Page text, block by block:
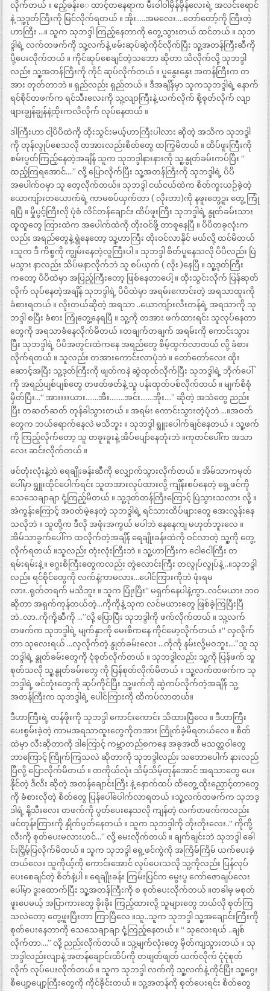
လိုက်တယ် ။ ဧည့်ခန်းေ ထာင့်တနေရာက မီးဝါဝါမှိန်မှိန်လေးရဲ့ အလင်းရောင်
နဲ့ သူ့ဒုတ်ကြီးကို မြင်လိုက်ရတယ် ။ အိုး…..အမလေး….တော်တော့်ကို ကြီးတဲ့
ဟာကြီး …။ သူက သုဘဒ္ဒါ ကြည့်နေတာကို တွေ့သွားတယ် ထင်တယ် ။ သုဘ
ဒ္ဒါရဲ့ လက်တဖက်ကို သူ့လက်နဲ့ ဖမ်းဆုပ်ဆွဲကိုင်လိုက်ပြီး သူ့အတန်ကြီးဆီကို
ပို့ပေးလိုက်တယ် ။ ကိုင်ဆုပ်စေချင်တဲ့သဘော ဆိုတာ သိလိုက်လို့ သုဘဒ္ဒါ
လည်း သူ့အတန်ကြီးကို ကိုင် ဆုပ်လိုက်တယ် ။ ပူနွေးနွေး အတန်ကြီးက တ
အား တုတ်တာဘဲ ။ ရှည်လည်း ရှည်တယ် ။ ဒီအချိန်မှာ သူကသုဘဒ္ဒါရဲ့ နောက်
ရင်စိုင်တဖက်က ရင်သီးလေးကို သူ့လျာကြီးနဲ့ ယက်လိုက် စို့စုတ်လိုက် လျာ
ဖျားချွန်ချွန်နဲ့ထိုးကလိလိုက် လုပ်နေတယ် ။
ဒါကြီးဟာ ငါ့ပိပိထဲကို ထိုးသွင်းမယ့်ဟာကြီးပါလား ဆိုတဲ့ အသိက သုဘဒ္ဒါ
ကို တုန်လွုပ်စေသလို တအားလည်းစိတ်တွေ ထကြွမိတယ် ။ ထိပ်ဖူးကြီးကို
စမ်းပွတ်ကြည့်နေတဲ့အချိန် သူက သုဘဒ္ဒါနားနားကို သူ့နွုတ်ခမ်းကပ်ပြီး “
ထည့်ကြရအောင်….” လို့ ပြောလိုက်ပြီး သူ့အတန်ကြီးကို သုဘဒ္ဒါရဲ့ ပိပိ
အပေါက်ဝမှာ သူ တေ့လိုက်တယ်။ သုဘဒ္ဒါ ငယ်ငယ်ထဲက စိတ်ကူးယဉ်ခဲ့တဲ့
ယောကျ်ားတယောက်ရဲ့ ကာမစပ်ယှက်တာ ( လိုးတာ)ကို နဖူးတွေ့ဒူး တွေ့ ကြုံ
ရပြီ ။ မှိုပွင့်ကြီးလို ပုံစံ လိင်တန်ချောင်း ထိပ်ဖူးကြီး သုဘဒ္ဒါရဲ့ နွုတ်ခမ်းသား
ထူထူတွေ ကြားထဲက အပေါက်ထဲကို တိုးဝင်ဖို့ တာစူနေပြီ ။ ပိပိတခုလုံးက
လည်း အရည်တွေနဲ့ ရွဲနေတော့ သူ့ဟာကြီး တိုးဝင်လာနိုင် မယ်လို့ ထင်မိတယ်
။သူက ဒီ ကိစ္စကို ကျွမ်းနေတဲ့လူကြီးပါ ။ သုဘဒ္ဒါ စိတ်ပူနေသလို ပိပိလည်း ပြဲ
မသွား နာလည်း သိပ်မနာလိုက်ဘဲ သူ စပ်ယှက် ( လိုး )နေပြီ ။ သူ့ဒုတ်ကြီး
ကတော့ ပိပိထဲမှာ အပြည့်ကြီးတော့ ဖြစ်နေတာပေါ့ ။ ထိုးသွင်းလိုက် ပြန်ဆုတ်
လိုက် လုပ်နေတဲ့အချိန် သုဘဒ္ဒါရဲ့ ပိပိထဲမှာ အရမ်းကောင်းတဲ့ အရသာထူးကို
ခံစားရတယ် ။ လိုးတယ်ဆိုတဲ့ အရသာ ..ယောကျ်ားလီးတန်ရဲ့ အရသာကို သု
ဘဒ္ဒါ စပြီး ခံစား ကြုံတွေ့နေရပြီ ။ သူ့ကို တအား ဖက်ထားရင်း သူလုပ်နေတာ
တွေကို အရသာခံနေလိုက်မိတယ် ။တချက်တချက် အရမ်းကို ကောင်းသွား
ပြီး သုဘဒ္ဒါရဲ့ ပိပိအတွင်းထဲကနေ အရည်တွေ စိမ့်ထွက်လာတယ် လို့ ခံစား
လိုက်ရတယ် ။ သူလည်း တအားကောင်းလာပုံဘဲ ။ တော်တော်လေး ထိုး
ဆောင့်အပြီး သူ့ဒုတ်ကြီးကို ဖျတ်ကနဲ ဆွဲထုတ်လိုက်ပြီး သုဘဒ္ဒါရဲ့ ဘိုက်ပေါ်
ကို အရည်ပျစ်ပျစ်တွေ တဖတ်ဖတ်နဲ့ သူ ပန်းထုတ်ပစ်လိုက်တယ် ။ မျက်စိစုံ
မှိတ်ပြီး…“ အားးးးယား…….အီး……..အင်း…….အိုး….” ဆိုတဲ့ အသံတွေ ညည်း
ပြီး တဆတ်ဆတ် တုန်ခါသွားတယ် ။ အရမ်း ကောင်းသွားတဲ့ပုံဘဲ …။အဝတ်
တွေက ဘယ်ရောက်နေလဲ မသိဘူး ။ သုဘဒ္ဒါ ရွူးပေါက်ချင်နေတယ် ။ သူ့ဖက်
ကို ကြည့်လိုက်တော့ သူ တခူးခူးနဲ့ အိပ်ပျော်နေတုံးဘဲ ။ကုတင်ပေါ်က အသာ
လေး ဆင်းလိုက်တယ် ။
ဖင်တုံးလုံးနဲ့ဘဲ ရေချိုးခန်းဆီကို လျှောက်သွားလိုက်တယ် ။ အိမ်သာကမုတ်
ပေါ်မှာ ရွူးထိုင်ပေါက်ရင်း သူတအားလုပ်ထားလို့ ကျိန်းစပ်နေတဲ့ ရှေ့ဖင်ကို
သေသေချာချာ ငုံ့ကြည့်မိတယ် ။ သူ့ဒုတ်တန်ကြီးကြောင့် ပြဲသွားသလား လို့ ။
အဲကွန်းကြောင့် အဝတ်မဲ့နေတဲ့ သုဘဒ္ဒါရဲ့ ရင်သားထိပ်ဖျားတွေ အေးလွန်းနေ
သလိုဘဲ ။ သူတို့က ဒီလို အဖုံးအကွယ် မပါဘဲ နေနေကျ မဟုတ်ဘူးလေ ။
အိမ်သာခွက်ပေါ်က ထလိုက်တဲ့အချိန် ရေချိုးခန်းထဲကို ဝင်လာတဲ့ သူ့ကို တွေ့
လိုက်ရတယ် ။သူလည်း တုံးလုံးကြီးဘဲ ။ သူ့ဟာကြီးက ငေါငေါကြီး တ
ရမ်းရမ်းနဲ့ ။ ဂွေးစိကြီးတွေကလည်း တွဲလောင်းကြီး တလွုပ်လွုပ်နဲ့ ..။သုဘဒ္ဒါ
လည်း ရင်စိုင်တွေကို လက်နဲ့ကာမလား…ပေါင်ကြားကိုဘဲ ဖုံးရမ
လား..ရုတ်တရက် မသိဘူး ။ သူက ပြုံးပြီး“ မရှက်နေပါနဲ့ကွာ..လင်မယား ဘဝ
ဆိုတာ အရှက်ကုန်တယ်တဲ့…ကိုကိုနဲ့ သုက လင်မယားတွေ ဖြစ်ခဲ့ကြပြီးပြီ
ဘဲ..လာ..ကိုကို့ဆီကို …”လို့ ပြောပြီး သုဘဒ္ဒါကို ဖက်လိုက်တယ် ။ သူ့လက်
တဖက်က သုဘဒ္ဒါရဲ့ မျက်နှာကို မေးစိကနေ ကိုင်မော့လိုက်တယ် ။“ လှလိုက်
တာ သုလေးရယ် …လှလိုက်တဲ့ နွုတ်ခမ်းလေး …ကိုကို နမ်းလို့မဝဘူး….”သူ သု
ဘဒ္ဒါရဲ့ နွုတ်ခမ်းတွေကို ငုံစုတ်လိုက်တယ် ။ သုဘဒ္ဒါလည်း သူ့ကို ပြန်ဖက် သူ
စုတ်သလို သူ့နွုတ်ခမ်းတွေ ကို ပြန်စုတ်လိုက်မိတယ် ။ သူ့လက်တဖက်က သု
ဘဒ္ဒါရဲ့ ဖင်တုံးတွေကို ဆုပ်ကိုင်ပြီး သူ့ဖက်ကို ဆွဲကပ်လိုက်တဲ့အချိန် သူ့
အတန်ကြီးက သုဘဒ္ဒါရဲ့ ပေါင်ကြားကို ထိကပ်လာတယ်။
ဒီဟာကြီးရဲ့ တန်ဖိုးကို သုဘဒ္ဒါ ကောင်းကောင်း သိထားပြီလေ ။ ဒီဟာကြီး
ပေးစွမ်းခဲ့တဲ့ ကာမအရသာထူးတွေကိုတအား ကြိုက်ခဲ့မိရတယ်လေ ။ စိတ်
ထဲမှာ လီးဆိုတာကို ဒါကြောင့် ကမ္ဘာတည်စကနေ အခုအထိ မသတ္တဝါတွေ
ဘာကြောင့် ကြိုက်ကြသလဲ ဆိုတာကို သုဘဒ္ဒါလည်း သဘောပေါက် နားလည်
ပြီလို့ ပြောလိုက်မိတယ် ။ တကိုယ်လုံး သိမ့်သိမ့်တုန်အောင် အရသာတွေ ပေး
နိုင်တဲ့ ဒီလီး ဆိုတဲ့ အတန်ချောင်းကြီး နဲ့ နောက်ထပ် ထိတွေ့ ထိုးညှောင့်တာတွေ
ကို ခံစားလိုတဲ့ စိတ်တွေ ပြန်ပေါ်ပေါက်လာရတယ် ။သူ့လက်တဖက်က သုဘဒ္
ဒါရဲ့ နို့သီးလေး တဖက်ကို ပွတ်ပေးနေသလို ကျန်တဲ့ လက်တဖက်ကလည်း
ဖင်တုန်းကြားကို နှိုက်ပွတ်နေတယ် ။ သူက သုဘဒ္ဒါကို တိုးတိုးလေး..“ ကိုကို့
လီးကို စုတ်ပေးမလားဟင်…” လို့ မေးလိုက်တယ် ။ ချက်ချင်းဘဲ သုဘဒ္ဒါ ခေါ
င်းငြှိမ့်ပြလိုက်မိတယ် ။ သူက သုဘဒ္ဒါ ရှေ့ဖင်ကွဲကို အကြိမ်ကြိမ် ယက်ပေးခဲ့
တယ်လေ။ သူကိုယ့်ကို ကောင်းအောင် လုပ်ပေးသလို သူ့ကိုလည်း ပြန်လုပ်
ပေးစေချင်တဲ့ စိတ်နဲ့ပါ ။ ရေချိုးခန်း ကြမ်းပြင်က မွေးပွ ကော်ဇောချပ်လေး
ပေါ်မှာ ဒူးထောက်ပြီး သူ့အတန်ကြီးကို စ စုတ်ပေးလိုက်တယ် ။တခါမှ မစုတ်
ဖူးပေမယ့် အပြာကားတွေ ခိုးခိုး ကြည့်ထားလို့ သူများတွေ ဘယ်လို စုတ်ကြ
သလဲတော့ တွေ့ဖူးပြီးတာ ကြာပြီလေ ။သူ..သူက သုဘဒ္ဒါ သူ့အချောင်းကြီးကို
စုတ်ပေးနေတာကို သေသေချာချာ ငုံ့ကြည့်နေတယ် ။ “ သုလေးရယ် ..ချစ်
လိုက်တာ….” လို့ ညည်းလိုက်တယ် ။ သူ့မျက်လုံးတွေ မှိတ်ကျသွားတယ် ။ သု
ဘဒ္ဒါလည်းလျာနဲ့ အတန်ချောင်းထိပ်ကို တဖျတ်ဖျတ် ယက်လိုက် ငုံငုံစုတ်
လိုက် လုပ်ပေးလိုက်တယ် ။ သူက သုဘဒ္ဒါ လက်ကို သူ့လက်နဲ့ ကိုင်ပြီး သူ့ဂွေး
စိပျော့ပျော့ကြီးတွေကို ကိုင်ခိုင်းတယ် ။ သူ့အတန်ကို စုတ်ပေးရင်း စိတ်တွေ